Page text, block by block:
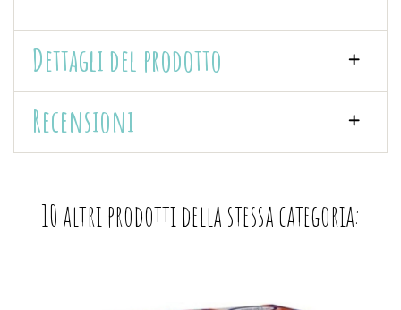
Dettagli del prodotto
Recensioni
10 altri prodotti della stessa categoria: